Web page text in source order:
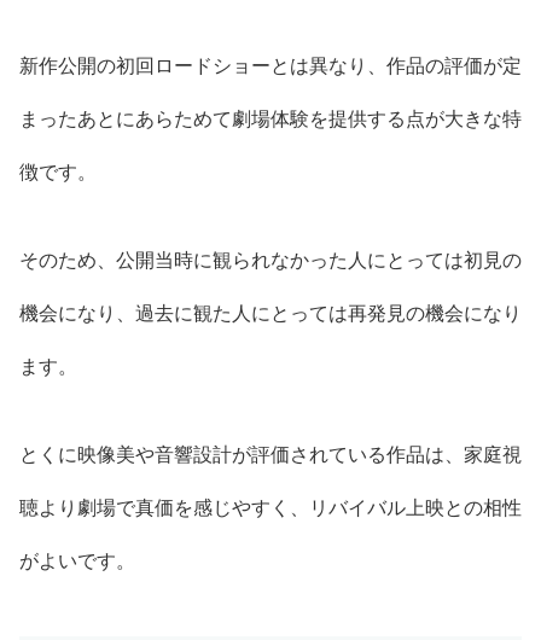
新作公開の初回ロードショーとは異なり、作品の評価が定
まったあとにあらためて劇場体験を提供する点が大きな特
徴です。
そのため、公開当時に観られなかった人にとっては初見の
機会になり、過去に観た人にとっては再発見の機会になり
ます。
とくに映像美や音響設計が評価されている作品は、家庭視
聴より劇場で真価を感じやすく、リバイバル上映との相性
がよいです。